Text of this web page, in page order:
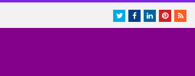
TwitterFacebookLinkedInPinterest
RSS